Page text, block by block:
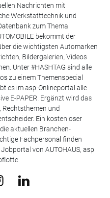
Nachrichten mit
Werkstatttechnik und
zum Thema
bekommt der
die wichtigsten Automarken
Bildergalerien, Videos
Unter #HASHTAG sind alle
zu einem Themenspecial
es im asp-Onlineportal alle
E-PAPER. Ergänzt wird das
Rechtsthemen und
Ein kostenloser
aktuellen Branchen-
Fachpersonal finden
von AUTOHAUS, asp